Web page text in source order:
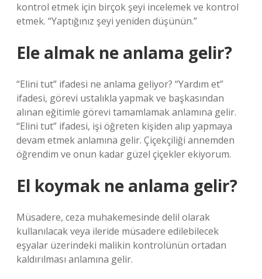
kontrol etmek için birçok şeyi incelemek ve kontrol
etmek. “Yaptığınız şeyi yeniden düşünün.”
Ele almak ne anlama gelir?
“Elini tut” ifadesi ne anlama geliyor? “Yardım et”
ifadesi, görevi ustalıkla yapmak ve başkasından
alınan eğitimle görevi tamamlamak anlamına gelir.
“Elini tut” ifadesi, işi öğreten kişiden alıp yapmaya
devam etmek anlamına gelir. Çiçekçiliği annemden
öğrendim ve onun kadar güzel çiçekler ekiyorum.
El koymak ne anlama gelir?
Müsadere, ceza muhakemesinde delil olarak
kullanılacak veya ileride müsadere edilebilecek
eşyalar üzerindeki malikin kontrolünün ortadan
kaldırılması anlamına gelir.